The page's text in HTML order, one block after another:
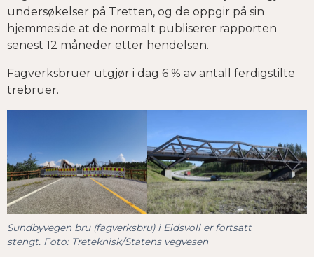
undersøkelser på Tretten, og de oppgir på sin
hjemmeside at de normalt publiserer rapporten
senest 12 måneder etter hendelsen.
Fagverksbruer utgjør i dag 6 % av antall ferdigstilte
trebruer.
Sundbyvegen bru (fagverksbru) i Eidsvoll er fortsatt
stengt. Foto: Treteknisk/Statens vegvesen